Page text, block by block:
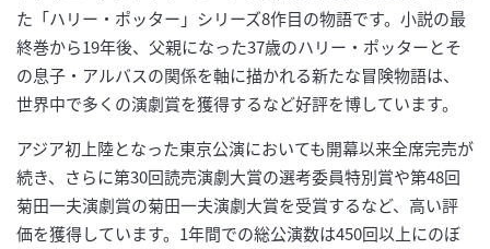
た「ハリー・ポッター」シリーズ8作目の物語です。小説の最
終巻から19年後、父親になった37歳のハリー・ポッターとそ
の息子・アルバスの関係を軸に描かれる新たな冒険物語は、
世界中で多くの演劇賞を獲得するなど好評を博しています。
アジア初上陸となった東京公演においても開幕以来全席完売が
続き、さらに第30回読売演劇大賞の選考委員特別賞や第48回
菊田一夫演劇賞の菊田一夫演劇大賞を受賞するなど、高い評
価を獲得しています。1年間での総公演数は450回以上にのぼ